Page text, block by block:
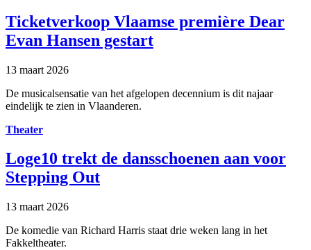
Ticketverkoop Vlaamse première Dear
Evan Hansen gestart
13 maart 2026
De musicalsensatie van het afgelopen decennium is dit najaar
eindelijk te zien in Vlaanderen.
Theater
Loge10 trekt de dansschoenen aan voor
Stepping Out
13 maart 2026
De komedie van Richard Harris staat drie weken lang in het
Fakkeltheater.